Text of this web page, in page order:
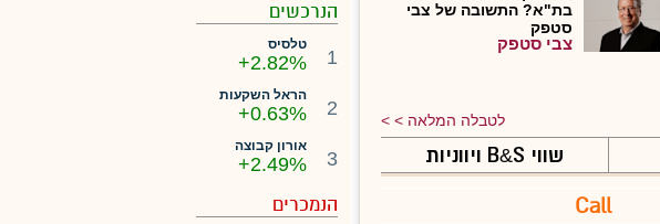
בת"א? התשובה של צבי
סטפק
צבי סטפק
לטבלה המלאה >
שווי B &S ויווניות
Call
הנרכשים
1
טלסיס
+2.82%
2
הראל השקעות
+0.63%
3
אורון קבוצה
+2.49%
הנמכרים